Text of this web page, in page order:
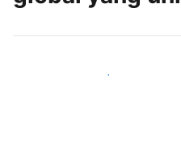
Jangkau tamu baru hari ini